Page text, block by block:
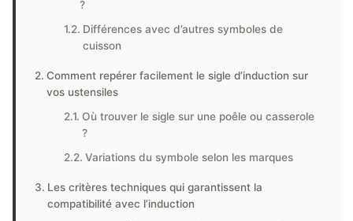
?
Différences avec d’autres symboles de
cuisson
Comment repérer facilement le sigle d’induction sur
vos ustensiles
Où trouver le sigle sur une poêle ou casserole
?
Variations du symbole selon les marques
Les critères techniques qui garantissent la
compatibilité avec l’induction